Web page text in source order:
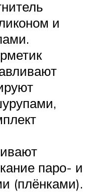
и
паро- и
(плёнками).